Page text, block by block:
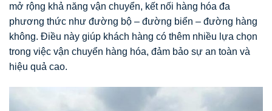
mở rộng khả năng vận chuyển, kết nối hàng hóa đa
phương thức như đường bộ – đường biển – đường hàng
không. Điều này giúp khách hàng có thêm nhiều lựa chọn
trong việc vận chuyển hàng hóa, đảm bảo sự an toàn và
hiệu quả cao.